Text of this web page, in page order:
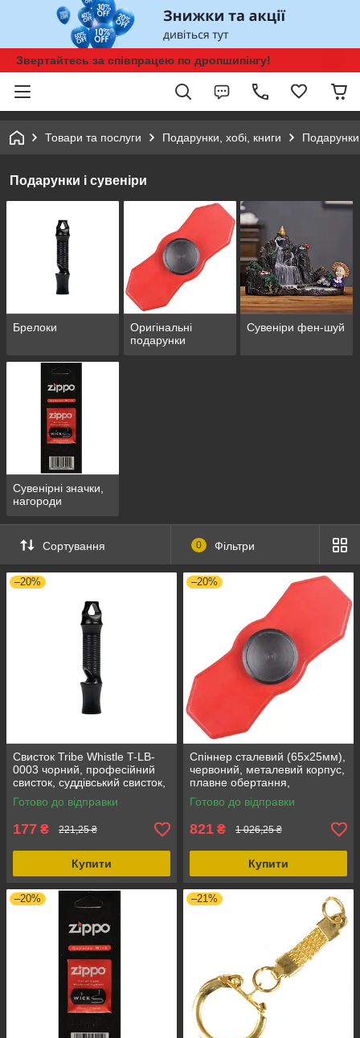
Звертайтесь за співпрацею по дропшипінгу!
Товари та послуги Подарунки, хобі, книги Подарунки
Подарунки і сувеніри
Брелоки
Оригінальні
подарунки
Сувеніри фен-шуй
Сувенірні значки,
нагороди
Сортування 0 Фільтри
–20%
Свисток Tribe Whistle T-LB-
0003 чорний, професійний
свисток, суддівський свисток,
для спорту, зручний у
використанні
Готово до відправки
177 ₴ 221,25 ₴
Купити
–20%
Спіннер сталевий (65х25мм),
червоний, металевий корпус,
плавне обертання,
безшумний, компактний
Готово до відправки
821 ₴ 1 026,25 ₴
Купити
–20% –21%